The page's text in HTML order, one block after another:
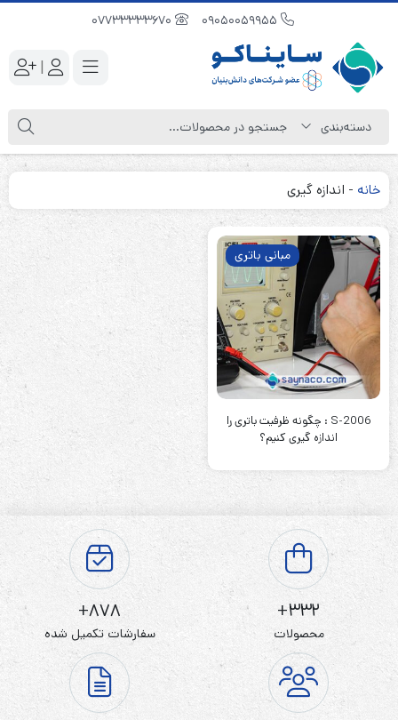
|
خانه - اندازه گیری
مبانی باتری
S-2006 : چگونه ظرفیت باتری را
اندازه گیری کنیم؟
332+
محصولات
878+
سفارشات تکمیل شده